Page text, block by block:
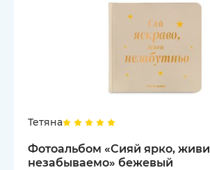
Тетяна
Фотоальбом «Сияй ярко, живи
незабываемо» бежевый